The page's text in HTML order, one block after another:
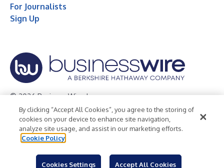
For Journalists
Sign Up
© 2026 Business Wire, Inc.
Privacy Policy Cookie Policy
Accessibility Statement
Terms of Use
Legal
By clicking “Accept All Cookies”, you agree to the storing of
cookies on your device to enhance site navigation,
analyze site usage, and assist in our marketing efforts.
Cookie Policy
Cookies Settings Accept All Cookies